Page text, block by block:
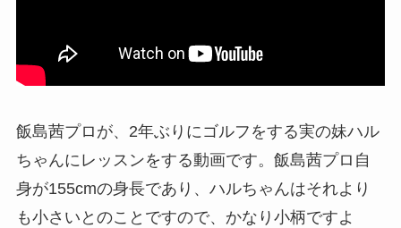
飯島茜プロが、2年ぶりにゴルフをする実の妹ハル
ちゃんにレッスンをする動画です。飯島茜プロ自
身が155cmの身長であり、ハルちゃんはそれより
も小さいとのことですので、かなり小柄ですよ